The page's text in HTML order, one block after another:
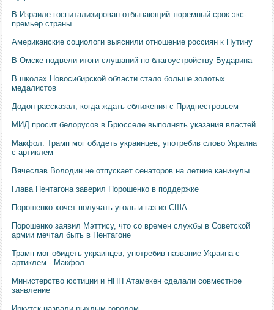
В Израиле госпитализирован отбывающий тюремный срок экс-
премьер страны
Американские социологи выяснили отношение россиян к Путину
В Омске подвели итоги слушаний по благоустройству Бударина
В школах Новосибирской области стало больше золотых
медалистов
Додон рассказал, когда ждать сближения с Приднестровьем
МИД просит белорусов в Брюсселе выполнять указания властей
Макфол: Трамп мог обидеть украинцев, употребив слово Украина
с артиклем
Вячеслав Володин не отпускает сенаторов на летние каникулы
Глава Пентагона заверил Порошенко в поддержке
Порошенко хочет получать уголь и газ из США
Порошенко заявил Мэттису, что со времен службы в Советской
армии мечтал быть в Пентагоне
Трамп мог обидеть украинцев, употребив название Украина с
артиклем - Макфол
Министерство юстиции и НПП Атамекен сделали совместное
заявление